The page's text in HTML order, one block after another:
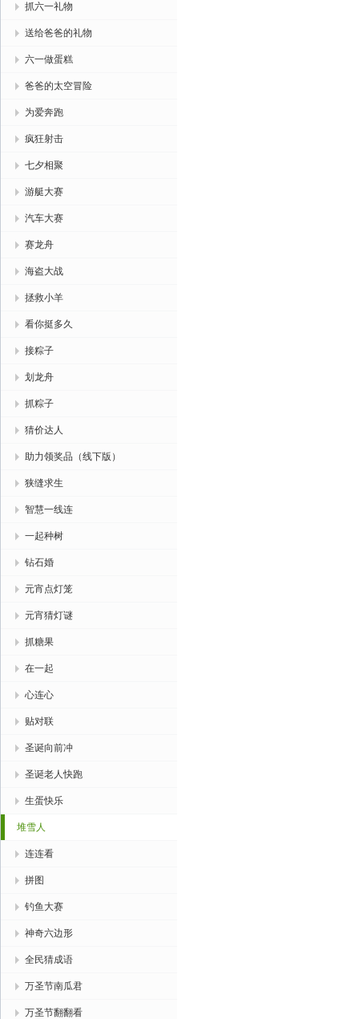
抓六一礼物
送给爸爸的礼物
六一做蛋糕
爸爸的太空冒险
为爱奔跑
疯狂射击
七夕相聚
游艇大赛
汽车大赛
赛龙舟
海盗大战
拯救小羊
看你挺多久
接粽子
划龙舟
抓粽子
猜价达人
助力领奖品（线下版）
狭缝求生
智慧一线连
一起种树
钻石婚
元宵点灯笼
元宵猜灯谜
抓糖果
在一起
心连心
贴对联
圣诞向前冲
圣诞老人快跑
生蛋快乐
堆雪人
连连看
拼图
钓鱼大赛
神奇六边形
全民猜成语
万圣节南瓜君
万圣节翻翻看